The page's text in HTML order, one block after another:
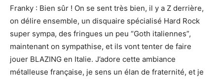
Franky : Bien sûr ! On se sent très bien, il y a Z derrière,
on délire ensemble, un disquaire spécialisé Hard Rock
super sympa, des fringues un peu “Goth italiennes”,
maintenant on sympathise, et ils vont tenter de faire
jouer BLAZING en Italie. J’adore cette ambiance
métalleuse française, je sens un élan de fraternité, et je